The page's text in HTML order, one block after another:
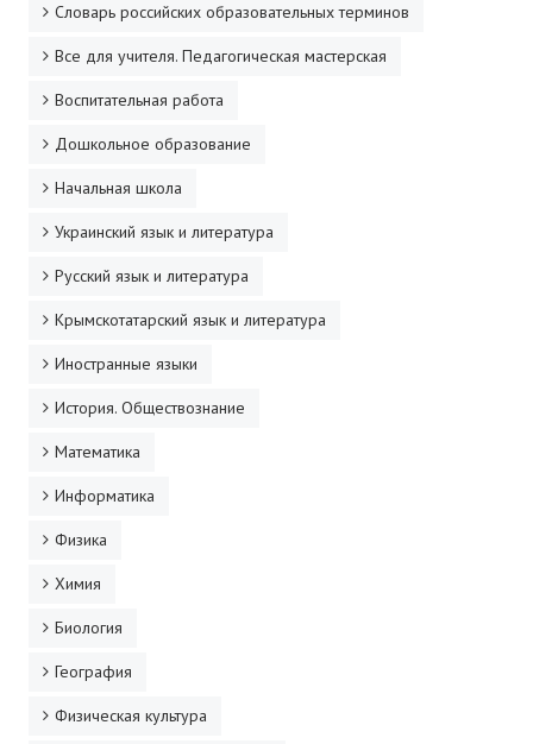
Словарь российских образовательных терминов
Все для учителя. Педагогическая мастерская
Воспитательная работа
Дошкольное образование
Начальная школа
Украинский язык и литература
Русский язык и литература
Крымскотатарский язык и литература
Иностранные языки
История. Обществознание
Математика
Информатика
Физика
Химия
Биология
География
Физическая культура